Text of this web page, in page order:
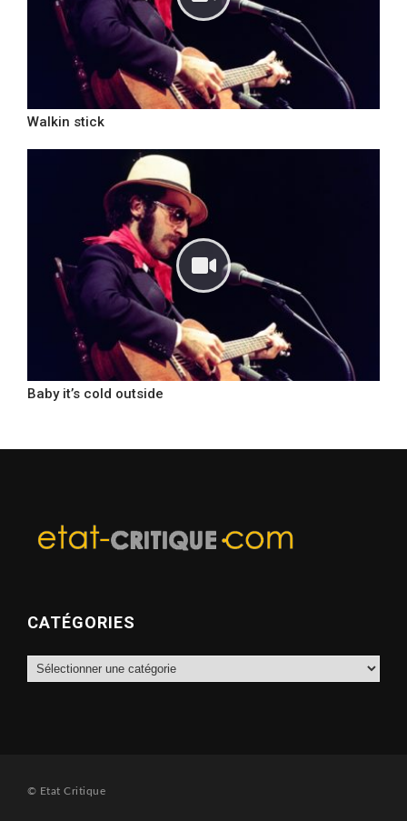
Walkin stick
Baby it’s cold outside
CATÉGORIES
Catégories
© Etat Critique